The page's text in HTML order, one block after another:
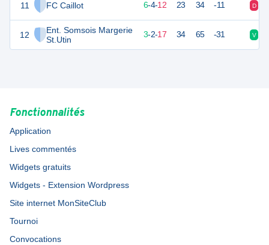
11 FC Caillot
12
Ent. Somsois Margerie
St.Utin
6-4-12 23 34 -11 D
11 22 3-2-17 34 65 -31 V
Fonctionnalités
Application
Lives commentés
Widgets gratuits
Widgets - Extension Wordpress
Site internet MonSiteClub
Tournoi
Convocations